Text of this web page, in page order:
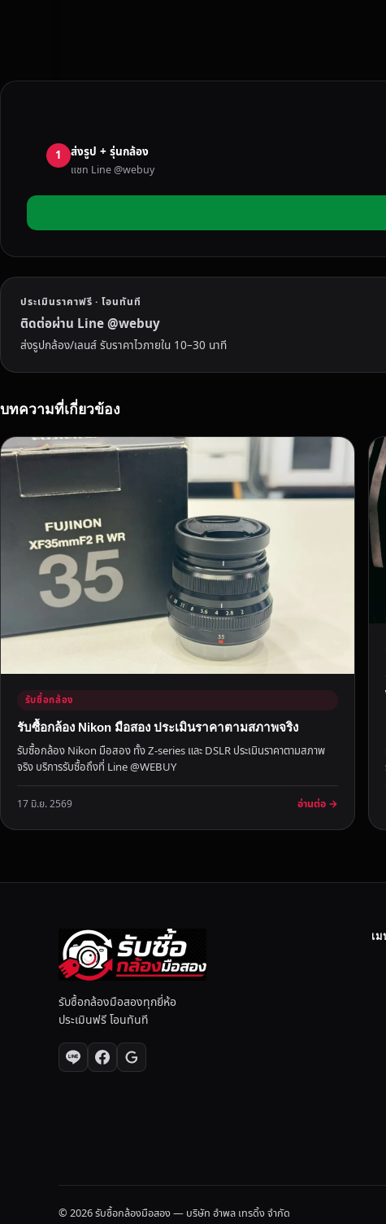
ล้
S
L
R
M
O
R
L
น
จั
ท
ห
ค
ร
ใ
ห้
า
ที่
พ
อ
ใ
จ
1 ส่งรูป + รุ่นกล้อง
แชท Line @webuy
ประเมินราคาฟรี · โอนทันที
ติดต่อผ่าน Line @webuy
ส่งรูปกล้อง/เลนส์ รับราคาไวภายใน 10–30 นาที
บทความที่เกี่ยวข้อง
รับซื้อกล้อง
รับซื้อกล้อง Nikon มือสอง ประเมินราคาตามสภาพจริง
รับซื้อกล้อง Nikon มือสอง ทั้ง Z-series และ DSLR ประเมินราคาตามสภาพ
จริง บริการรับซื้อถึงที่ Line @WEBUY
17 มิ.ย. 2569 อ่านต่อ →
รับซื้อกล้องมือสองทุกยี่ห้อ
ประเมินฟรี โอนทันที
เม
© 2026 รับซื้อกล้องมือสอง — บริษัท อำพล เทรดิ้ง จำกัด